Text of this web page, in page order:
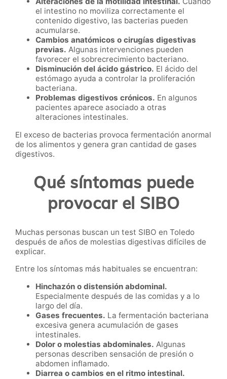
el intestino no moviliza correctamente el
contenido digestivo, las bacterias pueden
acumularse.
Cambios anatómicos o cirugías digestivas
previas. Algunas intervenciones pueden
favorecer el sobrecrecimiento bacteriano.
Disminución del ácido gástrico. El ácido del
estómago ayuda a controlar la proliferación
bacteriana.
Problemas digestivos crónicos. En algunos
pacientes aparece asociado a otras
alteraciones intestinales.
El exceso de bacterias provoca fermentación anormal
de los alimentos y genera gran cantidad de gases
digestivos.
Qué síntomas puede
provocar el SIBO
Muchas personas buscan un test SIBO en Toledo
después de años de molestias digestivas difíciles de
explicar.
Entre los síntomas más habituales se encuentran:
Hinchazón o distensión abdominal.
Especialmente después de las comidas y a lo
largo del día.
Gases frecuentes. La fermentación bacteriana
excesiva genera acumulación de gases
intestinales.
Dolor o molestias abdominales. Algunas
personas describen sensación de presión o
abdomen inflamado.
Diarrea o cambios en el ritmo intestinal.